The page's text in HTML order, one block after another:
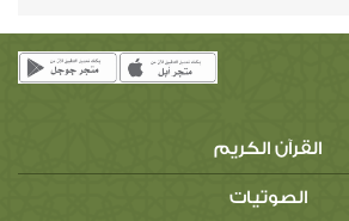
القرآن الكريم
الصوتيات